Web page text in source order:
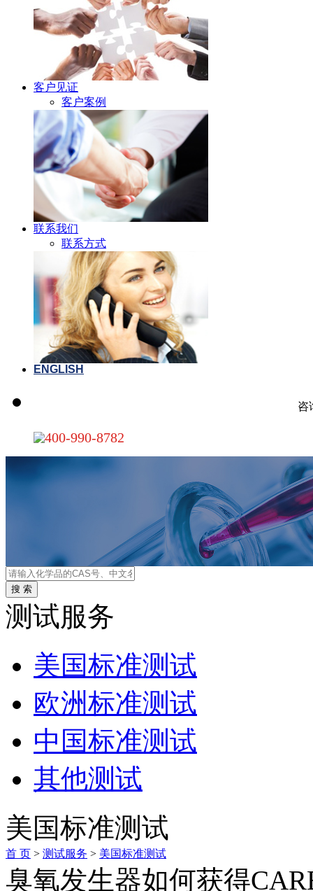
客户见证
客户案例
联系我们
联系方式
ENGLISH
咨
400-990-8782
测试服务
美国标准测试
欧洲标准测试
中国标准测试
其他测试
美国标准测试
首 页 > 测试服务 > 美国标准测试
臭氧发生器如何获得